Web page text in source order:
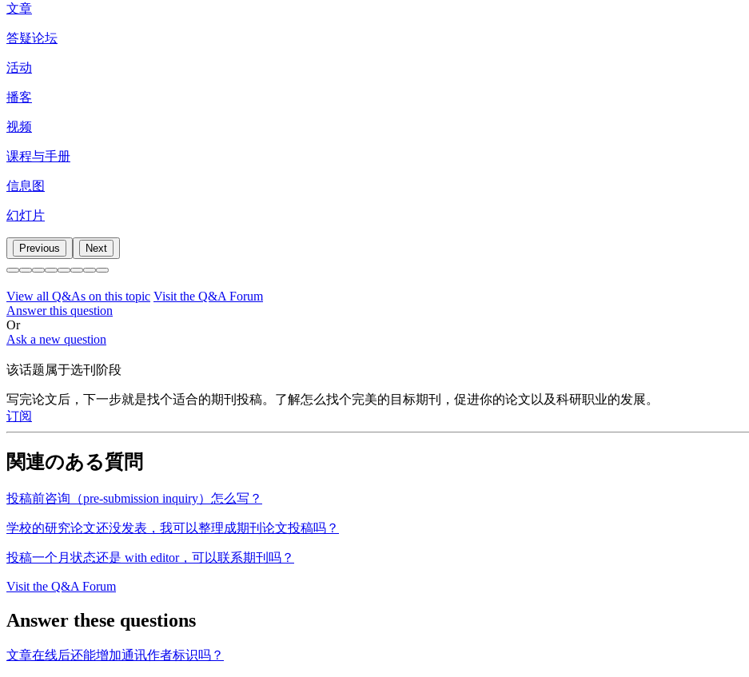
文章
答疑论坛
活动
播客
视频
课程与手册
信息图
幻灯片
Previous Next
View all Q&As on this topic Visit the Q&A Forum
Answer this question
Or
Ask a new question
该话题属于选刊阶段
写完论文后，下一步就是找个适合的期刊投稿。了解怎么找个完美的目标期刊，促进你的论文以及科研职业的发展。
订阅
関連のある質問
投稿前咨询（pre-submission inquiry）怎么写？
学校的研究论文还没发表，我可以整理成期刊论文投稿吗？
投稿一个月状态还是 with editor，可以联系期刊吗？
Visit the Q&A Forum
Answer these questions
文章在线后还能增加通讯作者标识吗？